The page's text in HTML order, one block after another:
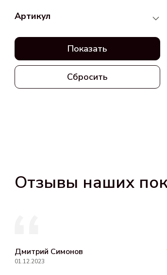
Артикул
Показать
Сбросить
Отзывы наших
Дмитрий Симонов
01.12.2023